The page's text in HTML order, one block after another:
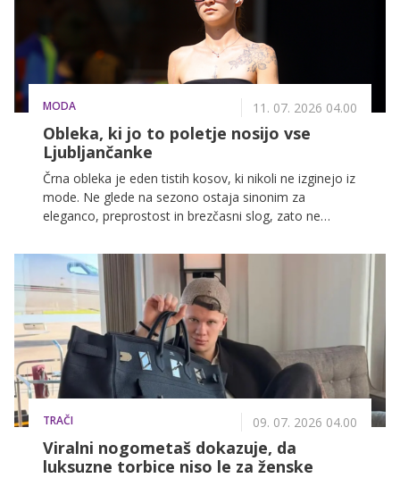
MODA 11. 07. 2026 04.00
Obleka, ki jo to poletje nosijo vse
Ljubljančanke
Črna obleka je eden tistih kosov, ki nikoli ne izginejo iz
mode. Ne glede na sezono ostaja sinonim za
eleganco, preprostost in brezčasni slog, zato ne
ulicah Ljubljane. Med sprehodom po središču mesta
smo ujeli več modnih navdušenk, ki so dokazale, da je
črna obleka še vedno ena najboljših modnih naložb.
TRAČI 09. 07. 2026 04.00
Viralni nogometaš dokazuje, da
luksuzne torbice niso le za ženske